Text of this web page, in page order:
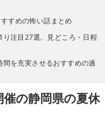
すめの怖い話まとめ
り注目27選。見どころ・日程
間を充実させるおすすめの過
の静岡県の夏休